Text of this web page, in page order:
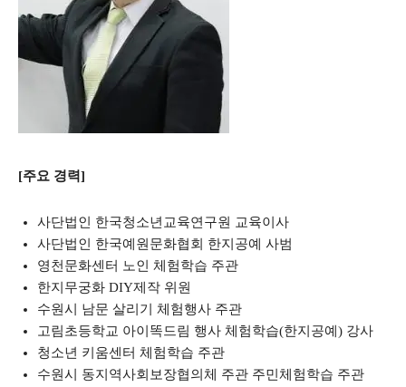
[주요 경력]
사단법인 한국청소년교육연구원 교육이사
사단법인 한국예원문화협회 한지공예 사범
영천문화센터 노인 체험학습 주관
한지무궁화 DIY제작 위원
수원시 남문 살리기 체험행사 주관
고림초등학교 아이똑드림 행사 체험학습(한지공예) 강사
청소년 키움센터 체험학습 주관
수원시 동지역사회보장협의체 주관 주민체험학습 주관